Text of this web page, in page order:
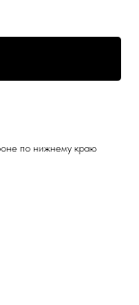
по нижнему краю